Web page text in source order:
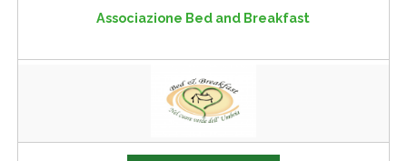
Associazione Bed and Breakfast